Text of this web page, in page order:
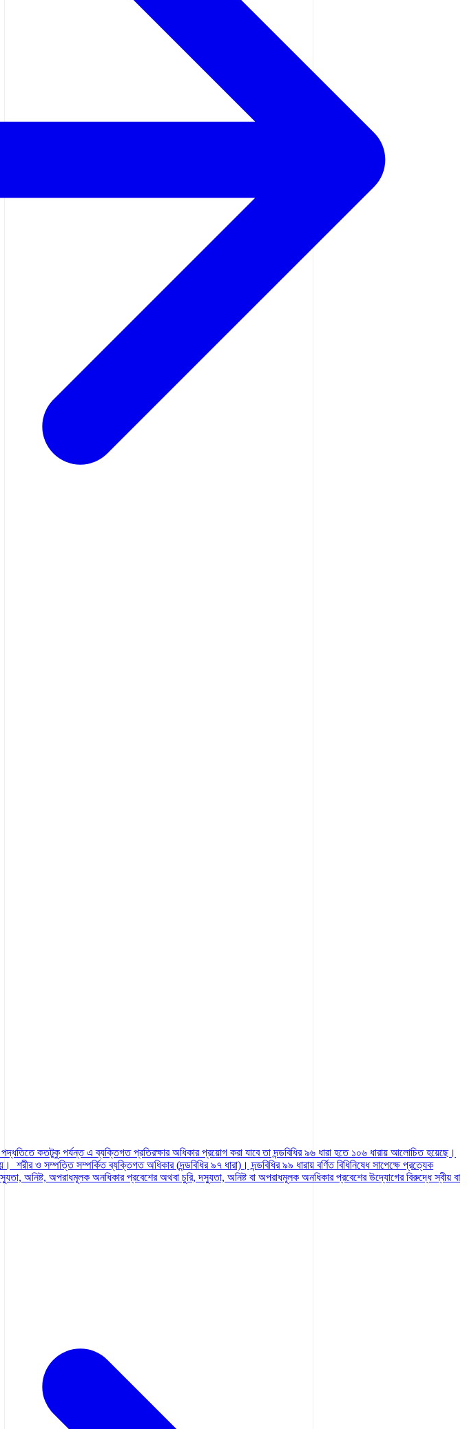
কতটুকু পর্যন্ত এ ব্যক্তিগত প্রতিরক্ষার অধিকার প্রয়োগ করা যাবে তা দন্ডবিধির ৯৬ ধারা হতে ১০৬ ধারায় আলোচিত হয়েছে।
ও সম্পত্তি সম্পর্কিত ব্যক্তিগত অধিকার (দন্ডবিধির ৯৭ ধারা)। দন্ডবিধির ৯৯ ধারায় বর্ণিত বিধিনিষেধ সাপেক্ষে প্রত্যেক
অনিষ্ট, অপরাধমূলক অনধিকার প্রবেশের অথবা চুরি, দস্যুতা, অনিষ্ট বা অপরাধমূলক অনধিকার প্রবেশের উদ্যোগের বিরুদ্ধে স্বীয় বা